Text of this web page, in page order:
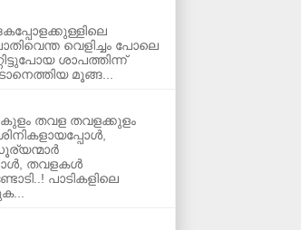
വെളിച്ചം പോലെ
ശാപത്തിന്ന്
മൂങ്ങ...
കുളം തവള തവളക്കുളം
തവളകൾ
പാടികളിലെ